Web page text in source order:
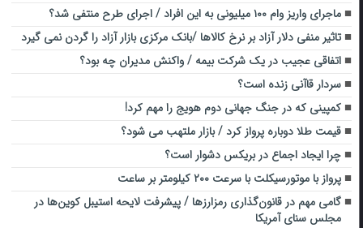
ماجرای واریز وام ۱۰۰ میلیونی به این افراد / اجرای طرح منتفی شد؟
تاثیر منفی دلار آزاد بر نرخ کالاها /بانک مرکزی بازار آزاد را گردن نمی گیرد
اتفاقی عجیب در یک شرکت بیمه / واکنش مدیران چه بود؟
سردار قاآنی زنده است؟
کمپینی که در جنگ جهانی دوم هویج را مهم کرد!
قیمت طلا دوباره پرواز کرد / بازار ملتهب می شود؟
چرا ایجاد اجماع در بریکس دشوار است؟
پرواز با موتورسیکلت با سرعت ۲۰۰ کیلومتر بر ساعت
گامی مهم در قانون‌گذاری رمزارزها / پیشرفت لایحه استیبل کوین‌ها در
مجلس سنای آمریکا